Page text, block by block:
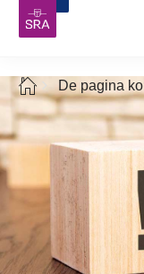
De pagina